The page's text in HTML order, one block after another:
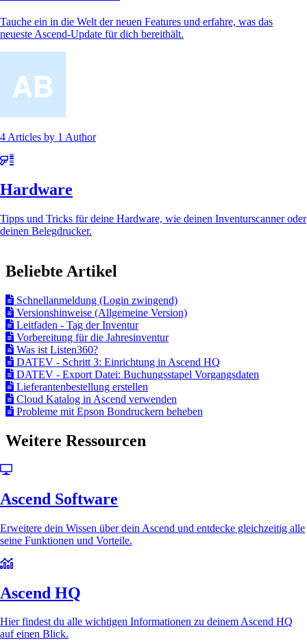
Tauche ein in die Welt der neuen Features und erfahre, was das
neueste Ascend-Update für dich bereithält.
4 Articles by 1 Author
Hardware
Tipps und Tricks für deine Hardware, wie deinen Inventurscanner oder
deinen Belegdrucker.
Beliebte Artikel
Schnellanmeldung (Login zwingend)
Versionshinweise (Allgemeine Version)
Leitfaden - Tag der Inventur
Vorbereitung für die Jahresinventur
Was ist Listen360?
DATEV - Schritt 3: Einrichtung in Ascend HQ
DATEV - Export Datei: Buchungsstapel Vorgangsdaten
Lieferantenbestellung erstellen
Cloud Katalog in Ascend verwenden
Probleme mit Epson Bondruckern beheben
Weitere Ressourcen
Ascend Software
Erweitere dein Wissen über dein Ascend und entdecke gleichzeitig alle
seine Funktionen und Vorteile.
Ascend HQ
Hier findest du alle wichtigen Informationen zu deinem Ascend HQ
auf einen Blick.